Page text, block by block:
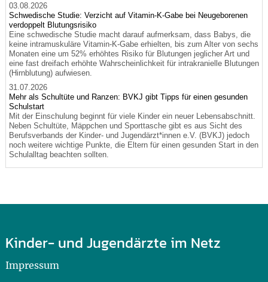
03.08.2026
Schwedische Studie: Verzicht auf Vitamin-K-Gabe bei Neugeborenen
verdoppelt Blutungsrisiko
Eine schwedische Studie macht darauf aufmerksam, dass Babys, die
keine intramuskuläre Vitamin-K-Gabe erhielten, bis zum Alter von sechs
Monaten eine um 52% erhöhtes Risiko für Blutungen jeglicher Art und
eine fast dreifach erhöhte Wahrscheinlichkeit für intrakranielle Blutungen
(Hirnblutung) aufwiesen.
31.07.2026
Mehr als Schultüte und Ranzen: BVKJ gibt Tipps für einen gesunden
Schulstart
Mit der Einschulung beginnt für viele Kinder ein neuer Lebensabschnitt.
Neben Schultüte, Mäppchen und Sporttasche gibt es aus Sicht des
Berufsverbands der Kinder- und Jugendärzt*innen e.V. (BVKJ) jedoch
noch weitere wichtige Punkte, die Eltern für einen gesunden Start in den
Schulalltag beachten sollten.
Kinder- und Jugendärzte im Netz
Impressum